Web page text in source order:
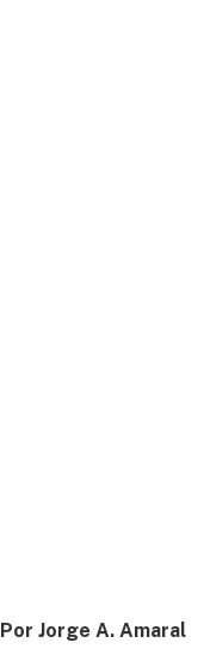
Por Jorge A. Amaral